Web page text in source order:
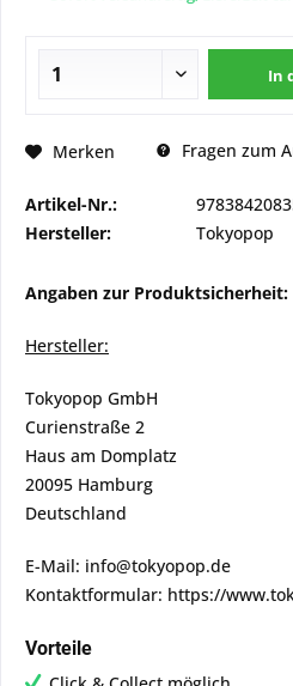
In
Merken Fragen zum
Artikel-Nr.:
Hersteller:
Tokyopop
Angaben zur Produktsicherheit:
Hersteller:
Tokyopop GmbH
Curienstraße 2
Haus am Domplatz
20095 Hamburg
Deutschland
E-Mail: info@tokyopop.de
Kontaktformular: https://
Vorteile